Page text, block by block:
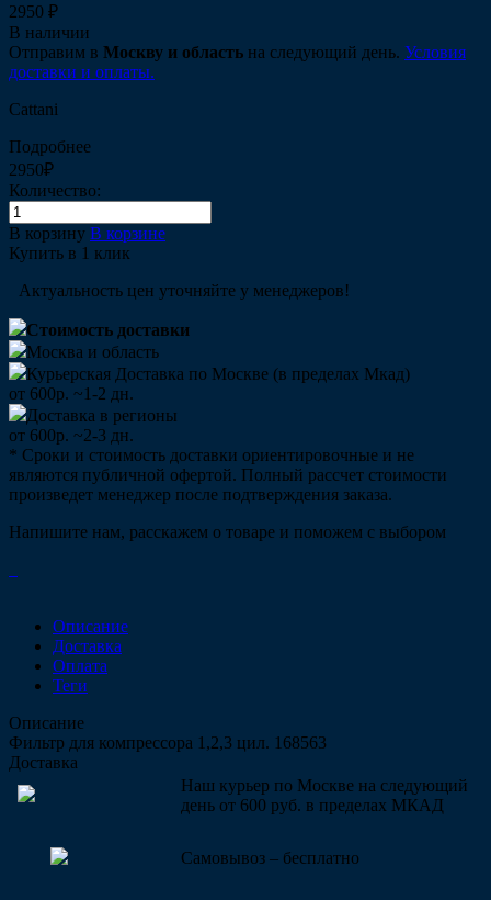
2950 ₽
В наличии
Отправим в Москву и область на следующий день. Условия
доставки и оплаты.
Cattani
Подробнее
2950₽
Количество:
В корзину В корзине
Купить в 1 клик
Актуальность цен уточняйте у менеджеров!
Стоимость доставки
Москва и область
Курьерская Доставка по Москве (в пределах Мкад)
от 600р. ~1-2 дн.
Доставка в регионы
от 600р. ~2-3 дн.
* Сроки и стоимость доставки ориентировочные и не
являются публичной офертой. Полный рассчет стоимости
произведет менеджер после подтверждения заказа.
Напишите нам, расскажем о товаре и поможем с выбором
Описание
Доставка
Оплата
Теги
Описание
Фильтр для компрессора 1,2,3 цил. 168563
Доставка
Наш курьер по Москве на следующий
день от 600 руб. в пределах МКАД
Самовывоз – бесплатно